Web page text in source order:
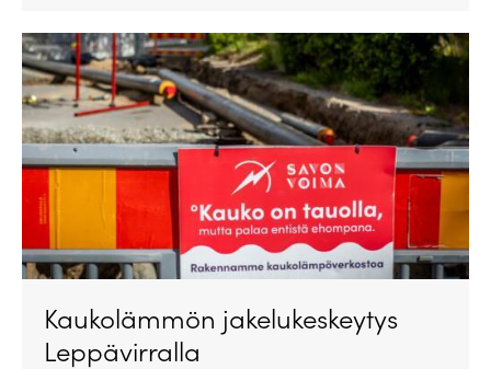
Kaukolämmön jakelukeskeytys
Leppävirralla